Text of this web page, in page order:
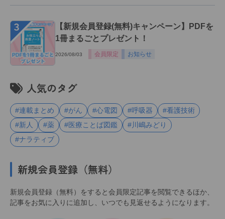
３
【新規会員登録(無料)キャンペーン】PDFを
1冊まるごとプレゼント！
2026/08/03 会員限定 お知らせ
人気のタグ
#連載まとめ #がん #心電図 #呼吸器
#看護技術
#新人
#薬 #医療ことば図鑑
#川嶋みどり
#ナラティブ
新規会員登録（無料）
新規会員登録（無料）をすると会員限定記事を閲覧できるほか、
記事をお気に入りに追加し、いつでも見返せるようになります。